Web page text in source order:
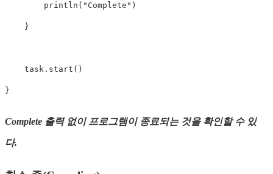
println ( "Complete" )
}
    task
. start ( )
}
Complete 출력 없이 프로그램이 종료되는 것을 확인할 수 있
다.